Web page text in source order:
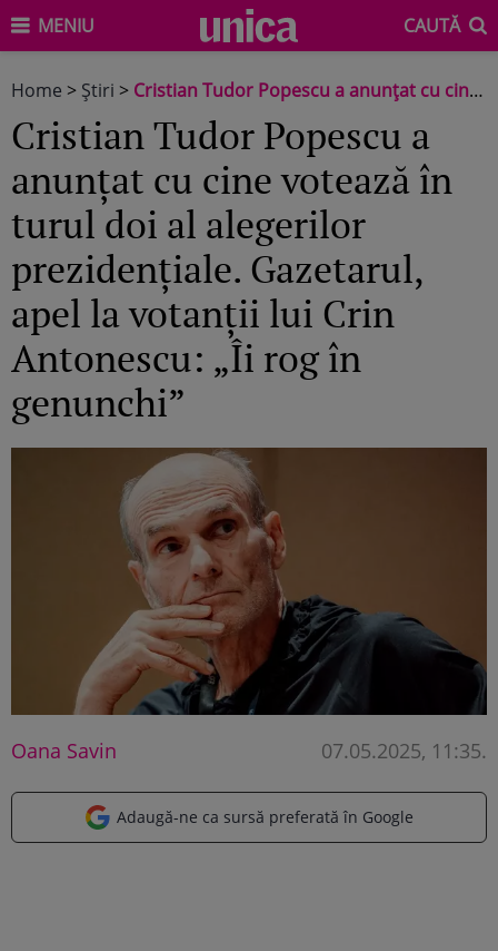
MENIU CAUTĂ
Home > Știri > Cristian Tudor Popescu a anunțat cu cine votează în turul doi al alegerilor prezidențiale. Gazetarul, apel la votanții lui Crin Antonescu: „Îi rog în genunchi”
Cristian Tudor Popescu a
anunțat cu cine votează în
turul doi al alegerilor
prezidențiale. Gazetarul,
apel la votanții lui Crin
Antonescu: „Îi rog în
genunchi”
Oana Savin 07.05.2025, 11:35.
Adaugă-ne ca sursă preferată în Google